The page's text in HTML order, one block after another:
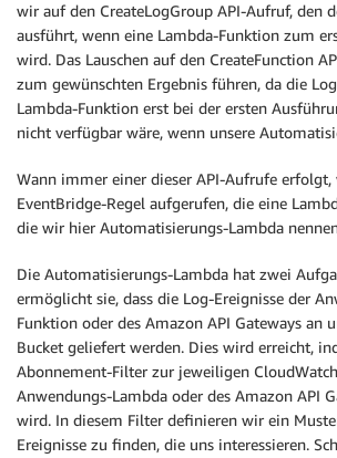
wir auf den CreateLogGroup API-Aufruf, den
ausführt, wenn eine Lambda-Funktion zum
wird. Das Lauschen auf den CreateFunction
zum gewünschten Ergebnis führen, da die
Lambda-Funktion erst bei der ersten
nicht verfügbar wäre, wenn unsere
Wann immer einer dieser API-Aufrufe erfolgt,
EventBridge-Regel aufgerufen, die eine
die wir hier Automatisierungs-Lambda
Die Automatisierungs-Lambda hat zwei
ermöglicht sie, dass die Log-Ereignisse der
Funktion oder des Amazon API Gateways an
Bucket geliefert werden. Dies wird erreicht,
Abonnement-Filter zur jeweiligen
Anwendungs-Lambda oder des Amazon API
wird. In diesem Filter definieren wir ein
Ereignisse zu finden, die uns interessieren.